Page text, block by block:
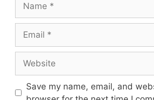
Save my name, email, and